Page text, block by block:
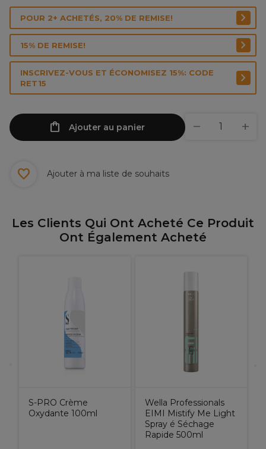
POUR 2+ ACHETÉS, 20% DE REMISE!
15% DE REMISE!
INSCRIVEZ-VOUS ET ÉCONOMISEZ 15%: CODE
RET15
Ajouter au panier
Ajouter à ma liste de souhaits
Les Clients Qui Ont Acheté Ce Produit
Ont Également Acheté
S-PRO Crème
Oxydante 100ml
Wella Professionals
EIMI Mistify Me Light
Spray é Séchage
Rapide 500ml